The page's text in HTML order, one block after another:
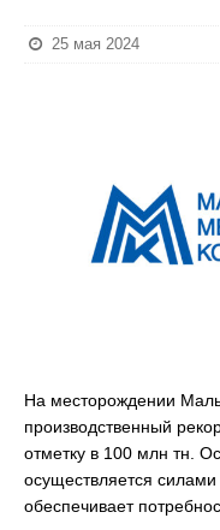
25 мая 2024
На месторождении
производственный
отметку в 100 млн тн.
осуществляется
обеспечивает